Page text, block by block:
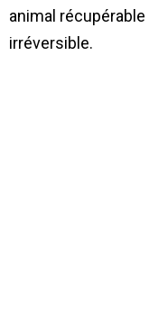
animal
irréversible.